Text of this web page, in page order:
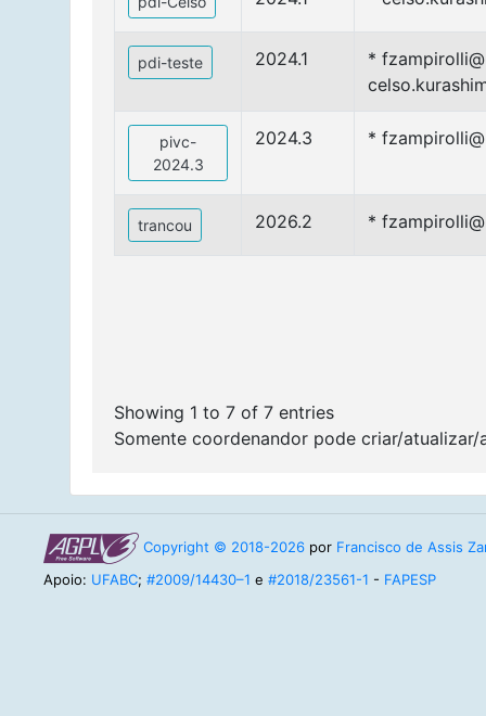
pdi-teste 2024.1
*
pivc-
2024.3
2024.3 *
trancou 2026.2 *
Showing 1 to 7 of 7 entries
Somente coordenandor pode criar/
Copyright © 2018-2026 por Francisco de Assis
Apoio: UFABC; #2009/14430–1 e #2018/23561-1 - FAPESP